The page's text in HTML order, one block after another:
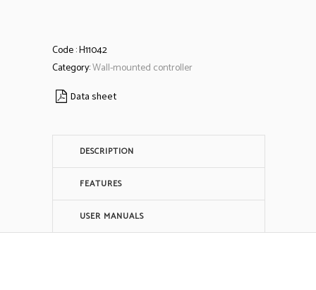
Code :H11042
Category:Wall-mounted controller
Data sheet
DESCRIPTION
FEATURES
USER MANUALS